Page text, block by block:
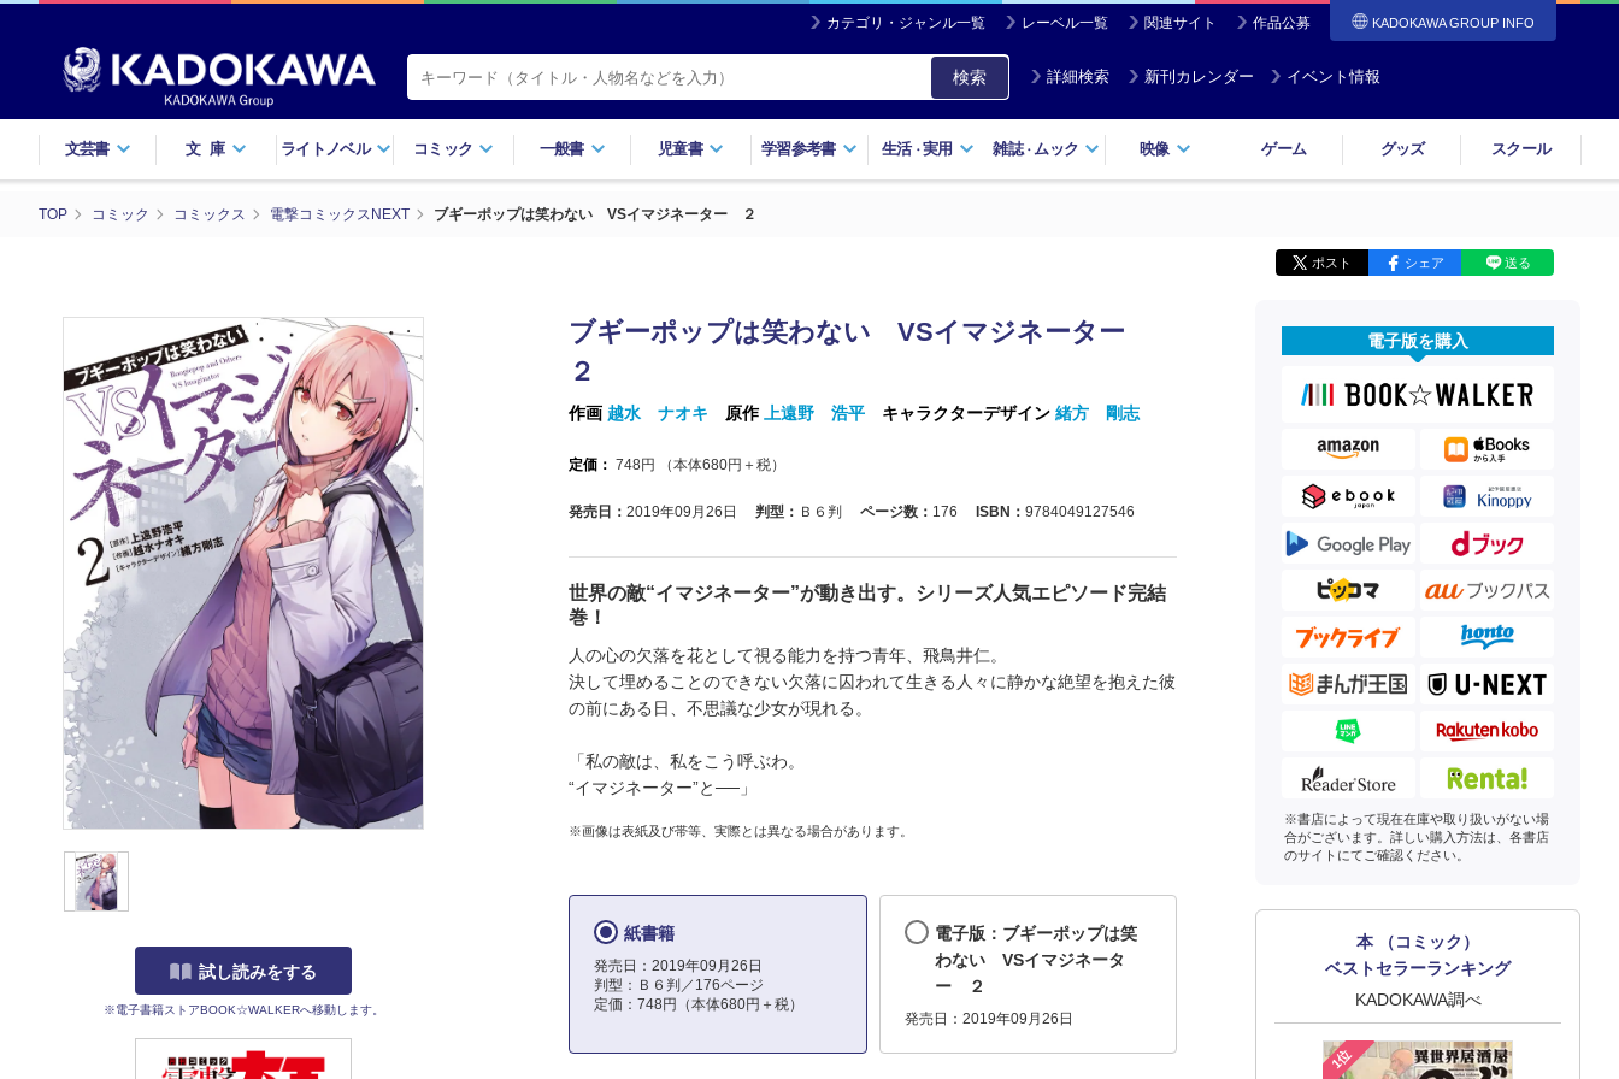
カテゴリ・ジャンル一覧 レーベル一覧 関連サイト 作品公募 KADOKAWA GROUP INFO
検索 詳細検索 新刊カレンダー イベント情報
文芸書 文庫 ライトノベル コミック 一般書 児童書 学習参考書 生活・実用 雑誌・ ムック 映像 ゲーム グッズ スクール
TOP コミック コミックス 電撃コミックスNEXT ブギーポップは笑わない VSイマジネーター ２
ポスト シェア 送る
試し読みをする
※電子書籍ストアBOOK☆WALKERへ移動します。
ブギーポップは笑わない VSイマジネーター
２
作画 越水 ナオキ 原作 上遠野 浩平 キャラクターデザイン 緒方 剛志
定価： 748円 （本体680円＋税）
発売日： 2019年09月26日 判型： Ｂ６判 ページ数： 176 ISBN： 9784049127546
世界の敵“イマジネーター”が動き出す。シリーズ人気エピソード完結
巻！
人の心の欠落を花として視る能力を持つ青年、飛鳥井仁。
決して埋めることのできない欠落に囚われて生きる人々に静かな絶望を抱えた彼
の前にある日、不思議な少女が現れる。
「私の敵は、私をこう呼ぶわ。
“イマジネーター”と──」
※画像は表紙及び帯等、実際とは異なる場合があります。
紙書籍
発売日：2019年09月26日
判型：Ｂ６判／176ページ
定価：748円（本体680円＋税）
電子版：ブギーポップは笑
わない VSイマジネータ
ー ２
発売日：2019年09月26日
電子版を購入
※書店によって現在在庫や取り扱いがない場
合がございます。詳しい購入方法は、各書店
のサイトにてご確認ください。
本 （コミック）
ベストセラーランキング
KADOKAWA調べ
1位